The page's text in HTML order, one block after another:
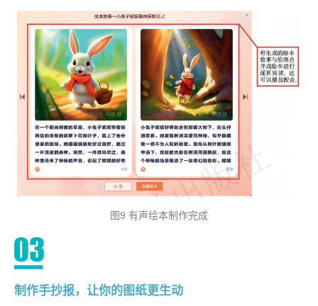
图9 有声绘本制作完成
制作手抄报，让你的图纸更生动